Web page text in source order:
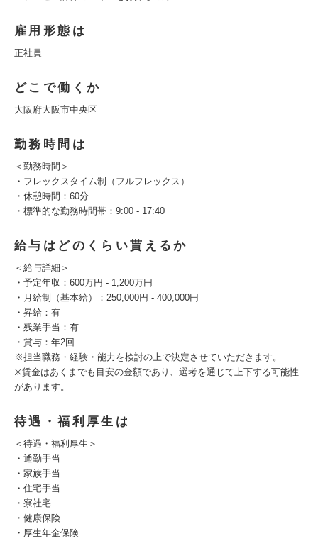
雇用形態は
正社員
どこで働くか
大阪府大阪市中央区
勤務時間は
＜勤務時間＞
・フレックスタイム制（フルフレックス）
・休憩時間：60分
・標準的な勤務時間帯：9:00 - 17:40
給与はどのくらい貰えるか
＜給与詳細＞
・予定年収：600万円 - 1,200万円
・月給制（基本給）：250,000円 - 400,000円
・昇給：有
・残業手当：有
・賞与：年2回
※担当職務・経験・能力を検討の上で決定させていただきます。
※賃金はあくまでも目安の金額であり、選考を通じて上下する可能性
があります。
待遇・福利厚生は
＜待遇・福利厚生＞
・通勤手当
・家族手当
・住宅手当
・寮社宅
・健康保険
・厚生年金保険